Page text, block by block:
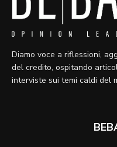
Diamo voce a riflessioni,
del credito, ospitando
interviste sui temi caldi del